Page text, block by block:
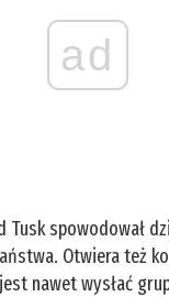
ad
Tusk spowodował
Otwiera też
nawet wysłać